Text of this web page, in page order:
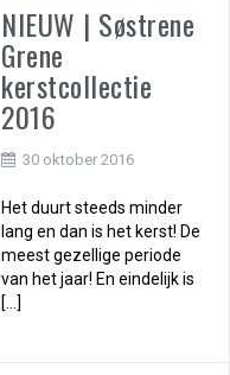
NIEUW | Søstrene
Grene
kerstcollectie
2016
30 oktober 2016
Het duurt steeds minder
lang en dan is het kerst! De
meest gezellige periode
van het jaar! En eindelijk is
[…]